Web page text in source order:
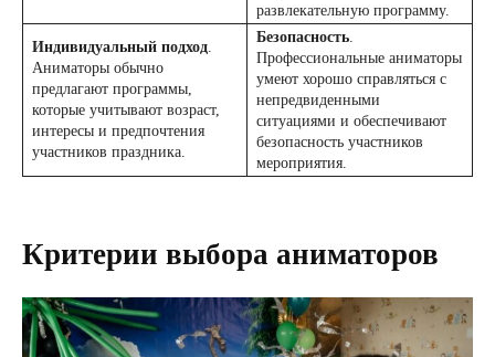
развлекательную программу.
Индивидуальный подход.
Аниматоры обычно
предлагают программы,
которые учитывают возраст,
интересы и предпочтения
участников праздника.
Безопасность.
Профессиональные аниматоры
умеют хорошо справляться с
непредвиденными
ситуациями и обеспечивают
безопасность участников
мероприятия.
Критерии выбора аниматоров